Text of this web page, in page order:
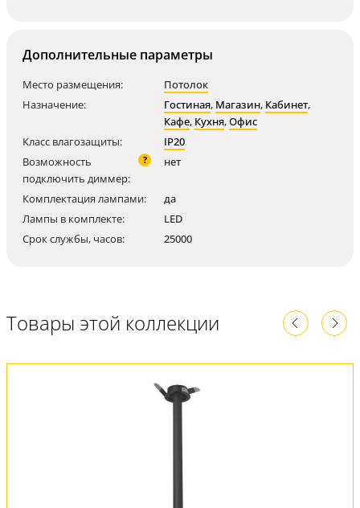
Дополнительные параметры
Место размещения:
Потолок
Назначение:
Гостиная, Магазин, Кабинет,
Кафе, Кухня,Офис
Класс влагозащиты:
IP20
Возможность
подключить диммер:
? нет
Комплектация лампами:
да
Лампы в комплекте:
LED
Срок службы, часов:
25000
Товары этой коллекции